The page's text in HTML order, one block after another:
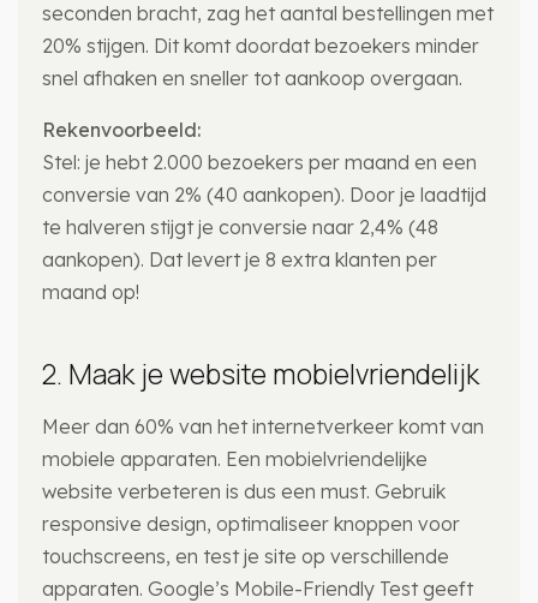
seconden bracht, zag het aantal bestellingen met
20% stijgen. Dit komt doordat bezoekers minder
snel afhaken en sneller tot aankoop overgaan.
Rekenvoorbeeld:
Stel: je hebt 2.000 bezoekers per maand en een
conversie van 2% (40 aankopen). Door je laadtijd
te halveren stijgt je conversie naar 2,4% (48
aankopen). Dat levert je 8 extra klanten per
maand op!
2. Maak je website mobielvriendelijk
Meer dan 60% van het internetverkeer komt van
mobiele apparaten. Een mobielvriendelijke
website verbeteren is dus een must. Gebruik
responsive design, optimaliseer knoppen voor
touchscreens, en test je site op verschillende
apparaten. Google’s Mobile-Friendly Test geeft